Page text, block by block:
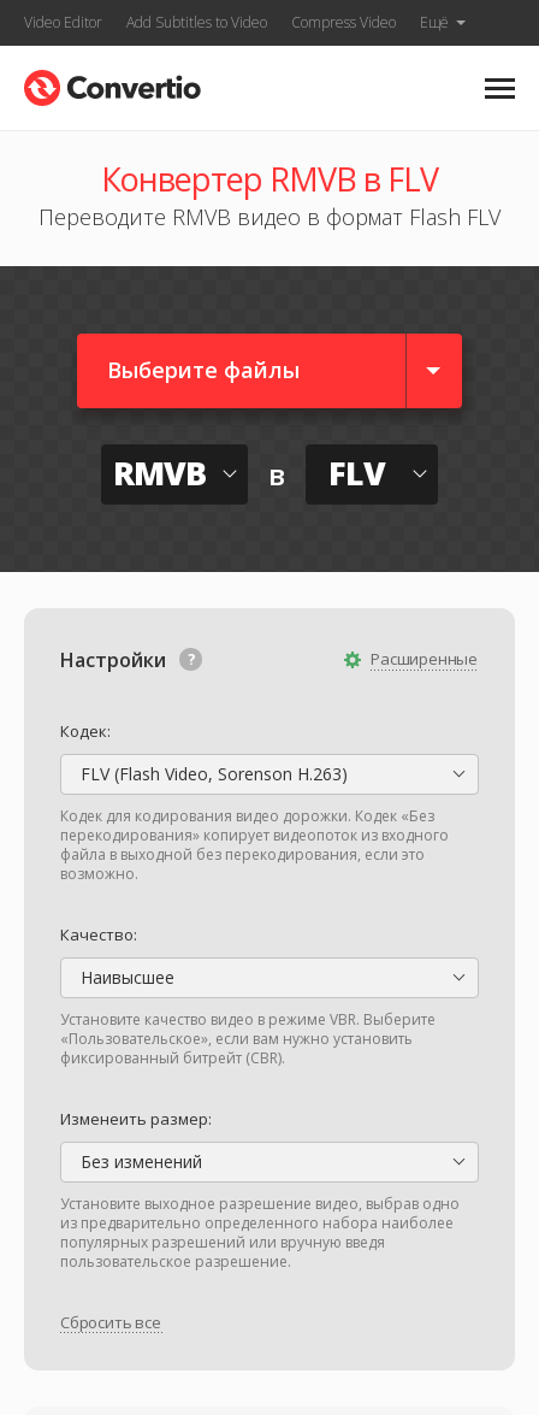
Video Editor Add Subtitles to Video Compress Video Ещё
Конвертер RMVB в FLV
Переводите RMVB видео в формат Flash FLV
Выберите файлы
RMVB в FLV
Расширенные
Настройки
Кодек:
FLV (Flash Video, Sorenson H.263)
Кодек для кодирования видео дорожки. Кодек «Без
перекодирования» копирует видеопоток из входного
файла в выходной без перекодирования, если это
возможно.
Качество:
Наивысшее
Установите качество видео в режиме VBR. Выберите
«Пользовательское», если вам нужно установить
фиксированный битрейт (CBR).
Изменеить размер:
Без изменений
Установите выходное разрешение видео, выбрав одно
из предварительно определенного набора наиболее
популярных разрешений или вручную введя
пользовательское разрешение.
Сбросить все